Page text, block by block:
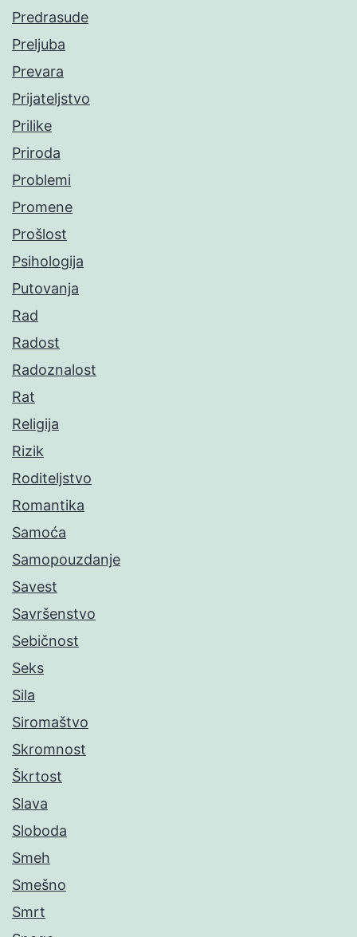
Predrasude
Preljuba
Prevara
Prijateljstvo
Prilike
Priroda
Problemi
Promene
Prošlost
Psihologija
Putovanja
Rad
Radost
Radoznalost
Rat
Religija
Rizik
Roditeljstvo
Romantika
Samoća
Samopouzdanje
Savest
Savršenstvo
Sebičnost
Seks
Sila
Siromaštvo
Skromnost
Škrtost
Slava
Sloboda
Smeh
Smešno
Smrt